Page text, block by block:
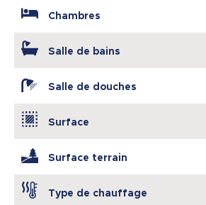
Chambres
Salle de bains
Salle de douches
Surface
Surface terrain
Type de chauffage